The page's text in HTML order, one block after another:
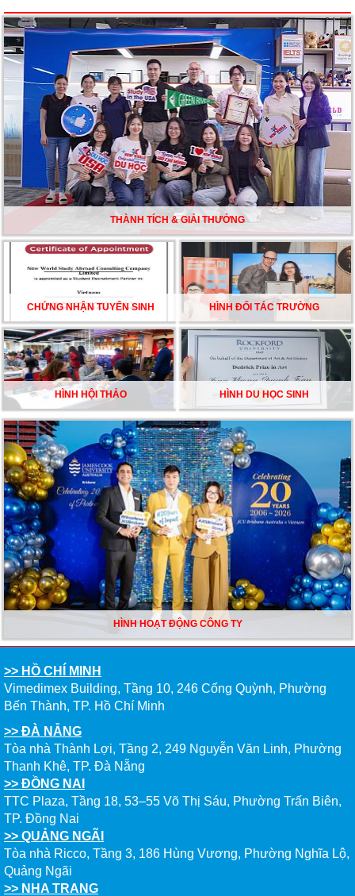
Du học Mỹ năm 2026: Cơ hội học tập và trải nghiệm tại
nền giáo dục hàng đầu
TƯ VẤN DU HỌC TOÀN DIỆN – BƯỚC ĐỆM VỮNG
CHẮC TỪ NEW WORLD EDUCATION
DU HỌC ÚC DẦN TRỞ THÀNH LỰA CHỌN HÀNG
ĐẦU CỦA DU HỌC SINH NĂM 2026 – VÀ TẤT CẢ
ĐỀU CÓ LÝ DO!!
CHẠM GIẤC MƠ DU HỌC MỸ – BẮT ĐẦU TỪ NGÀY
HỘI GHI DANH & SĂN HỌC BỔNG KỲ SPRING 2026
THÀNH TÍCH & GIẢI THƯỞNG
CHỨNG NHẬN TUYỂN SINH HÌNH ĐỐI TÁC TRƯỜNG
HÌNH HỘI THẢO HÌNH DU HỌC SINH
HÌNH HOẠT ĐỘNG CÔNG TY
>> HỒ CHÍ MINH
Vimedimex Building, Tầng 10, 246 Cống Quỳnh, Phường
Bến Thành, TP. Hồ Chí Minh
>> ĐÀ NẴNG
Tòa nhà Thành Lợi, Tầng 2, 249 Nguyễn Văn Linh, Phường
Thanh Khê, TP. Đà Nẵng
>> ĐỒNG NAI
TTC Plaza, Tầng 18, 53–55 Võ Thị Sáu, Phường Trấn Biên,
TP. Đồng Nai
>> QUẢNG NGÃI
Tòa nhà Ricco, Tầng 3, 186 Hùng Vương, Phường Nghĩa Lộ,
Quảng Ngãi
>> NHA TRANG